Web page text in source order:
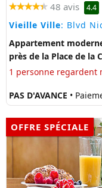
48 avis 4.4
Vieille Ville: Blvd
Appartement
près de la Place de la
1 personne regardent
PAS D'AVANCE •
OFFRE SPÉCIALE